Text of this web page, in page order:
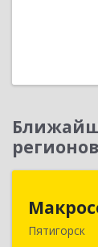
регионов
Пятигорск